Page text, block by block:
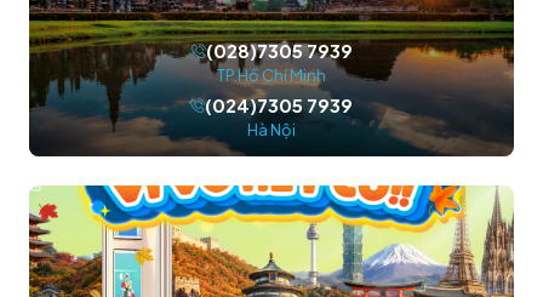
(028)7305 7939
TP.Hồ Chí Minh
(024)7305 7939
Hà Nội